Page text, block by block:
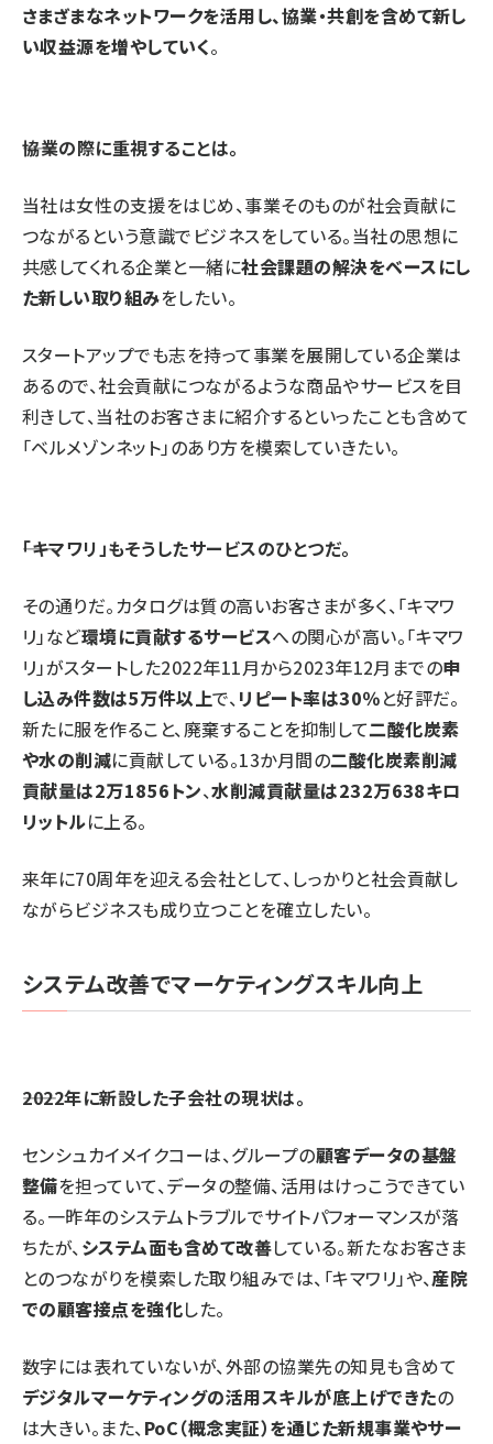
さまざまなネットワークを活用し、協業・共創を含めて新し
い収益源を増やしていく。
――協業の際に重視することは。
当社は女性の支援をはじめ、事業そのものが社会貢献に
つながるという意識でビジネスをしている。当社の思想に
共感してくれる企業と一緒に社会課題の解決をベースにし
た新しい取り組みをしたい。
スタートアップでも志を持って事業を展開している企業は
あるので、社会貢献につながるような商品やサービスを目
利きして、当社のお客さまに紹介するといったことも含めて
「ベルメゾンネット」のあり方を模索していきたい。
――「キマワリ」もそうしたサービスのひとつだ。
その通りだ。カタログは質の高いお客さまが多く、「キマワ
リ」など環境に貢献するサービスへの関心が高い。「キマワ
リ」がスタートした2022年11月から2023年12月までの申
し込み件数は5万件以上で、リピート率は30％と好評だ。
新たに服を作ること、廃棄することを抑制して二酸化炭素
や水の削減に貢献している。13か月間の二酸化炭素削減
貢献量は2万1856トン、水削減貢献量は232万638キロ
リットルに上る。
来年に70周年を迎える会社として、しっかりと社会貢献し
ながらビジネスも成り立つことを確立したい。
システム改善でマーケティングスキル向上
――2022年に新設した子会社の現状は。
センシュカイメイクコーは、グループの顧客データの基盤
整備を担っていて、データの整備、活用はけっこうできてい
る。一昨年のシステムトラブルでサイトパフォーマンスが落
ちたが、システム面も含めて改善している。新たなお客さま
とのつながりを模索した取り組みでは、「キマワリ」や、産院
での顧客接点を強化した。
数字には表れていないが、外部の協業先の知見も含めて
デジタルマーケティングの活用スキルが底上げできたの
は大きい。また、PoC（概念実証）を通じた新規事業やサー